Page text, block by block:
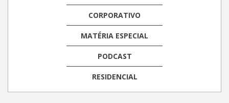
CORPORATIVO
MATÉRIA ESPECIAL
PODCAST
RESIDENCIAL